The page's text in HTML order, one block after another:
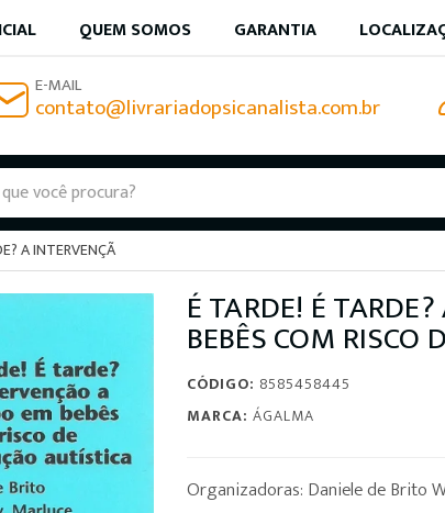
QUEM SOMOS GARANTIA
E-MAIL
contato@livrariadopsicanalista.com.br
A INTERVENÇÃ
É TARDE! É
BEBÊS COM
CÓDIGO: 8585458445
MARCA: ÁGALMA
Organizadoras: Daniele de Brito